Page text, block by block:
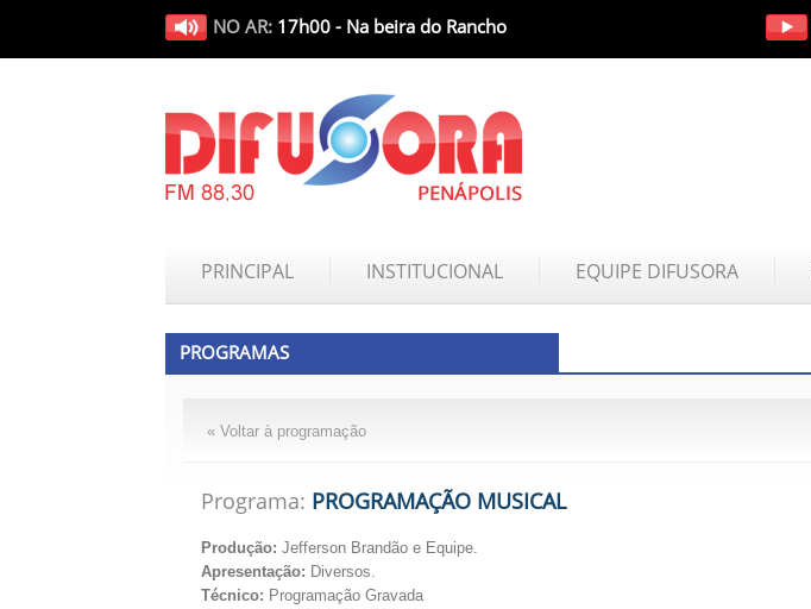
NO AR: 17h00 - Na beira do Rancho
PRINCIPAL INSTITUCIONAL EQUIPE DIFUSORA
PROGRAMAS
« Voltar à programação
Programa: PROGRAMAÇÃO MUSICAL
Produção: Jefferson Brandão e Equipe.
Apresentação: Diversos.
Técnico: Programação Gravada